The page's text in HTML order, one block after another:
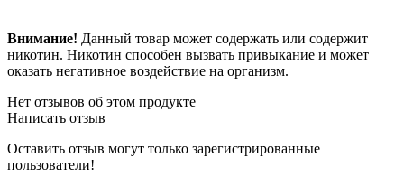
Внимание! Данный товар может содержать или содержит
никотин. Никотин способен вызвать привыкание и может
оказать негативное воздействие на организм.
Нет отзывов об этом продукте
Написать отзыв
Оставить отзыв могут только зарегистрированные
пользователи!